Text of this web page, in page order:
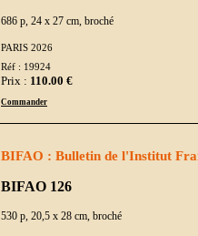
686 p, 24 x 27 cm, broché
PARIS 2026
Réf : 19924
Prix : 110.00 €
Commander
BIFAO : Bulletin de l'Institut
BIFAO 126
530 p, 20,5 x 28 cm, broché